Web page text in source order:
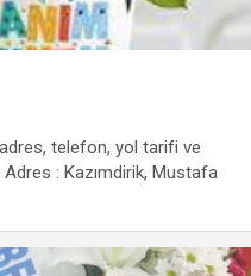
telefon, yol tarifi ve
Adres : Kazımdirik, Mustafa